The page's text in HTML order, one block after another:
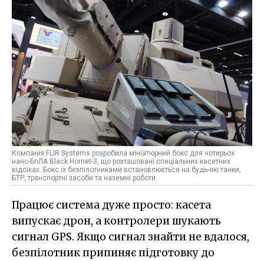
Компанія FLIR Systems розробила мініатюрний бокс для чотирьох
нано-БпЛА Black Hornet-3, що розташовані спеціальних касетних
відсіках. Бокс із безпілотниками встановлюється на будь-які танки,
БТР, транспортні засоби та наземні роботи.
Працює система дуже просто: касета
випускає дрон, а контролери шукають
сигнал GPS. Якщо сигнал знайти не вдалося,
безпілотник припиняє підготовку до